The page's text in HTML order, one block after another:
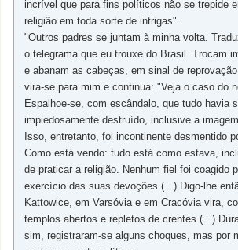
incrível que para fins políticos não se trepide
religião em toda sorte de intrigas".
"Outros padres se juntam à minha volta.
o telegrama que eu trouxe do Brasil. Trocam
e abanam as cabeças, em sinal de
vira-se para mim e continua: "Veja o caso do
Espalhoe-se, com escândalo, que tudo havia
impiedosamente destruído, inclusive a
Isso, entretanto, foi incontinente desmentido
Como está vendo: tudo está como estava,
de praticar a religião. Nenhum fiel foi coagido
exercício das suas devoções (...) Digo-lhe
Kattowice, em Varsóvia e em Cracóvia vira,
templos abertos e repletos de crentes (...)
sim, registraram-se alguns choques, mas por